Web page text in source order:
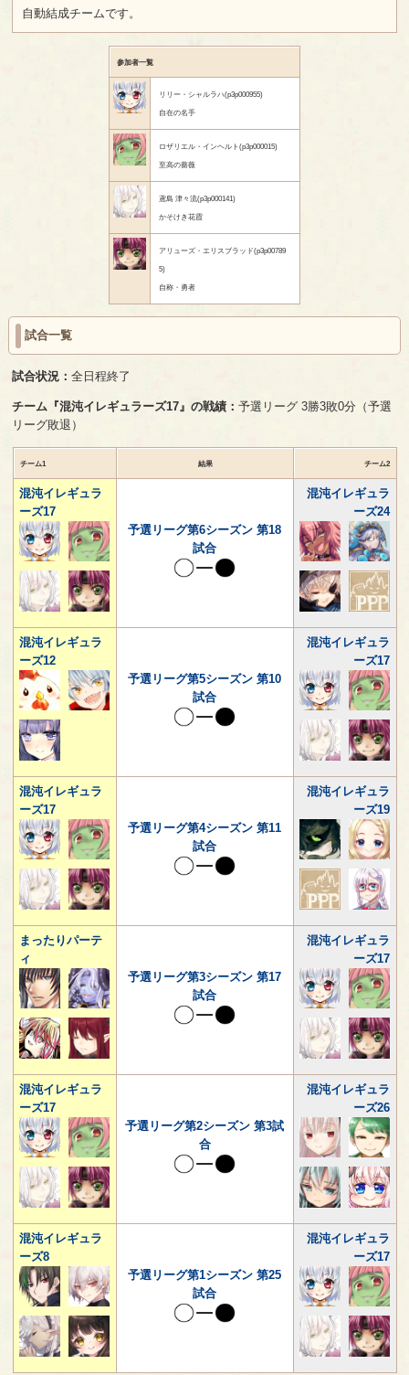
自動結成チームです。
参加者一覧
リリー・シャルラハ(p3p000955)
自在の名手
ロザリエル・インヘルト(p3p000015)
至高の薔薇
鳶島 津々流(p3p000141)
かそけき花霞
アリューズ・エリスブラッド(p3p00789
5)
自称・勇者
試合一覧
試合状況：全日程終了
チーム『混沌イレギュラーズ17』の戦績：予選リーグ 3勝3敗0分（予選
リーグ敗退）
チーム1 結果 チーム2
混沌イレギュラ
ーズ17
予選リーグ第6シーズン 第18
試合
混沌イレギュラ
ーズ24
混沌イレギュラ
ーズ12
予選リーグ第5シーズン 第10
試合
混沌イレギュラ
ーズ17
混沌イレギュラ
ーズ17
予選リーグ第4シーズン 第11
試合
混沌イレギュラ
ーズ19
まったりパーテ
ィ
予選リーグ第3シーズン 第17
試合
混沌イレギュラ
ーズ17
混沌イレギュラ
ーズ17
予選リーグ第2シーズン 第3試
合
混沌イレギュラ
ーズ26
混沌イレギュラ
ーズ8
予選リーグ第1シーズン 第25
試合
混沌イレギュラ
ーズ17